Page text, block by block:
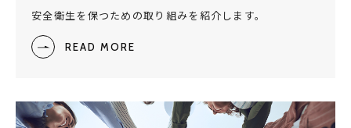
安全衛生を保つための取り組みを紹介します。
READ MORE